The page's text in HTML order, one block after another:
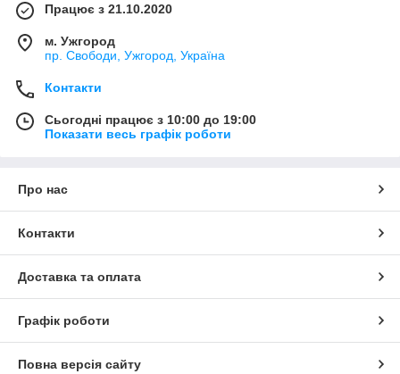
Працює з 21.10.2020
м. Ужгород
пр. Свободи, Ужгород, Україна
Контакти
Сьогодні працює з 10:00 до 19:00
Показати весь графік роботи
Про нас
Контакти
Доставка та оплата
Графік роботи
Повна версія сайту